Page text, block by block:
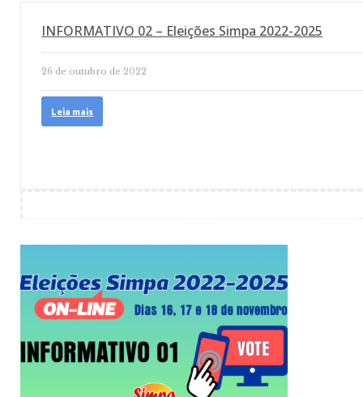
INFORMATIVO 02 – Eleições Simpa 2022-2025
26 de outubro de 2022
Leia mais